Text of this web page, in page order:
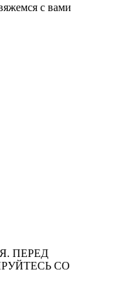
с вами
ПЕРЕД
СО